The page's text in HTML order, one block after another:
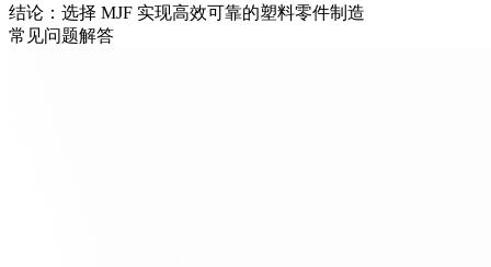
结论：选择 MJF 实现高效可靠的塑料零件制造
常见问题解答